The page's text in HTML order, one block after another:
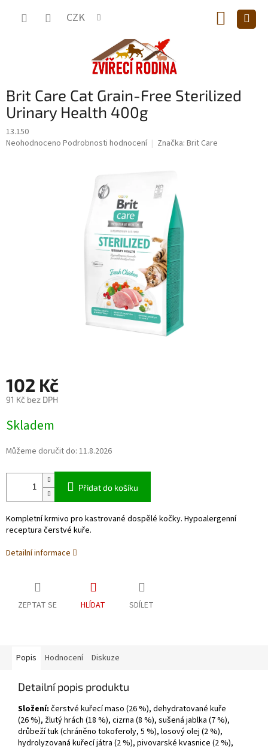
CZK
KOŠÍK
Brit Care Cat Grain-Free Sterilized
Urinary Health 400g
13.150
Průměrné
Neohodnoceno Podrobnosti hodnocení Značka: Brit Care
102 Kč
91 Kč bez DPH
cena:
Skladem
Můžeme doručit do: 11.8.2026
Přidat do košíku
Kompletní krmivo pro kastrované dospělé kočky. Hypoalergenní
receptura čerstvé kuře.
Detailní informace
ZEPTAT SE HLÍDAT SDÍLET
Popis Hodnocení Diskuze
Detailní popis produktu
Složení: čerstvé kuřecí maso (26 %), dehydratované kuře
(26 %), žlutý hrách (18 %), cizrna (8 %), sušená jablka (7 %),
drůbeží tuk (chráněno tokoferoly, 5 %), losový olej (2 %),
hydrolyzovaná kuřecí játra (2 %), pivovarské kvasnice (2 %),